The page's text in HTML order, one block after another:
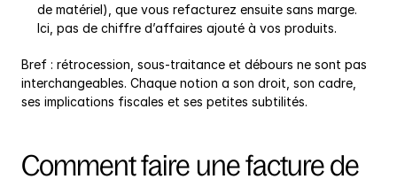
de matériel), que vous refacturez ensuite sans marge.
Ici, pas de chiffre d’affaires ajouté à vos produits.
Bref : rétrocession, sous-traitance et débours ne sont pas
interchangeables. Chaque notion a son droit, son cadre,
ses implications fiscales et ses petites subtilités.
Comment faire une facture de